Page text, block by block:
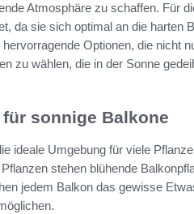
Atmosphäre zu schaffen. Für
da sie sich optimal an die harten
Optionen, die nicht
zu wählen, die in der Sonne
sonnige Balkone
ideale Umgebung für viele
stehen blühende
jedem Balkon das gewisse